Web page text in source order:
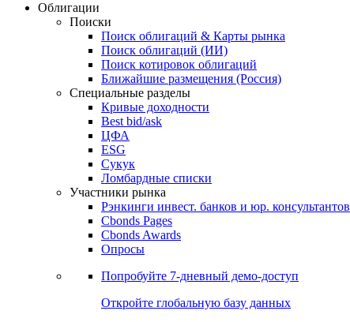
Облигации
Поиски
Поиск облигаций & Карты рынка
Поиск облигаций (ИИ)
Поиск котировок облигаций
Ближайшие размещения (Россия)
Специальные разделы
Кривые доходности
Best bid/ask
ЦФА
ESG
Сукук
Ломбардные списки
Участники рынка
Рэнкинги инвест. банков и юр. консультантов
Cbonds Pages
Cbonds Awards
Опросы
Попробуйте 7-дневный демо-доступ
Откройте глобальную базу данных